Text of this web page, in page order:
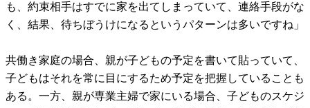
も、約束相手はすでに家を出てしまっていて、連絡手段がな
く、結果、待ちぼうけになるというパターンは多いですね」
共働き家庭の場合、親が子どもの予定を書いて貼っていて、
子どもはそれを常に目にするため予定を把握していることも
ある。一方、親が専業主婦で家にいる場合、子どものスケジ